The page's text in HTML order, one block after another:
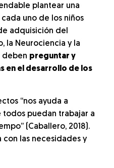
plantear una
uno de los niños
adquisición del
la Neurociencia y la
deben preguntar y
en el desarrollo de los
“nos ayuda a
todos puedan trabajar a
(Caballero, 2018).
con las necesidades y